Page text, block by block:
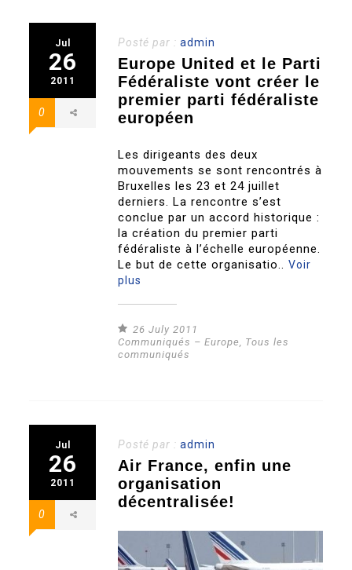
Jul
26
2011
0
Posté par :admin
Europe United et le Parti
Fédéraliste vont créer le
premier parti fédéraliste
européen
Les dirigeants des deux
mouvements se sont rencontrés à
Bruxelles les 23 et 24 juillet
derniers. La rencontre s’est
conclue par un accord historique :
la création du premier parti
fédéraliste à l’échelle européenne.
Le but de cette organisatio..Voir
plus
26 July 2011
Communiqués – Europe, Tous les
communiqués
Jul
26
2011
0
Posté par :admin
Air France, enfin une
organisation
décentralisée!